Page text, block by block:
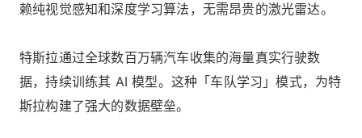
赖纯视觉感知和深度学习算法，无需昂贵的激光雷达。
特斯拉通过全球数百万辆汽车收集的海量真实行驶数
据，持续训练其 AI 模型。这种「车队学习」模式，为特
斯拉构建了强大的数据壁垒。